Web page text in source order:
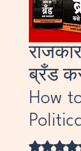
ब्रँड
How
Rating is